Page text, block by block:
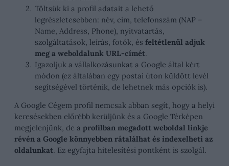
Töltsük ki a profil adatait a lehető
legrészletesebben: név, cím, telefonszám (NAP –
Name, Address, Phone), nyitvatartás,
szolgáltatások, leírás, fotók, és feltétlenül adjuk
meg a weboldalunk URL-címét.
Igazoljuk a vállalkozásunkat a Google által kért
módon (ez általában egy postai úton küldött levél
segítségével történik, de lehetnek más opciók is).
A Google Cégem profil nemcsak abban segít, hogy a helyi
keresésekben előrébb kerüljünk és a Google Térképen
megjelenjünk, de a profilban megadott weboldal linkje
révén a Google könnyebben rátalálhat és indexelheti az
oldalunkat. Ez egyfajta hitelesítési pontként is szolgál.